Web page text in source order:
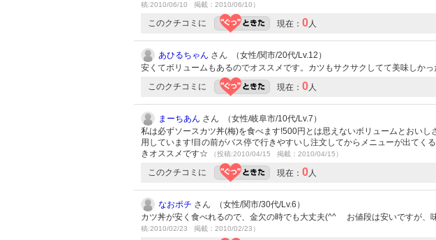
稿:2010/06/10 掲載：2010/06/10）
このクチコミに 現在： 0人
あひるちゃん さん （女性/関市/20代/Lv.12）
安くてボリュームもあるのでオススメです。カツもサクサクしてて美味しかっ
このクチコミに 現在： 0人
まーちあん さん （女性/岐阜市/10代/Lv.7）
私は必ずソースカツ丼(梅)を食べます!500円とは思えないボリュームとおい
用しています!目の前がバス停で行きやすいし注文してからメニューが出てく
きオススメです☆
（投稿:2010/04/15 掲載：2010/04/15）
このクチコミに 現在： 0人
なおポチ さん （女性/関市/30代/Lv.6）
カツ丼が安く食べれるので、金欠の時でも大丈夫(^^ゞ お値段は安いですが、
稿:2010/02/23 掲載：2010/02/23）